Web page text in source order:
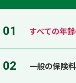
01 すべての年
02 一般の保険料